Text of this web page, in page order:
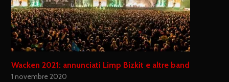
Wacken 2021: annunciati Limp Bizkit e altre band
1 novembre 2020